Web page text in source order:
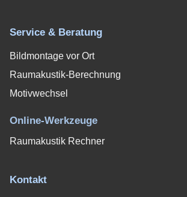
Service & Beratung
Bildmontage vor Ort
Raumakustik-Berechnung
Motivwechsel
Online-Werkzeuge
Raumakustik Rechner
Kontakt